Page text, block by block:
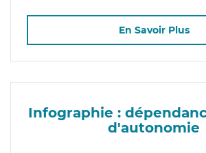
En Savoir Plus
Infographie :
d'autonomie